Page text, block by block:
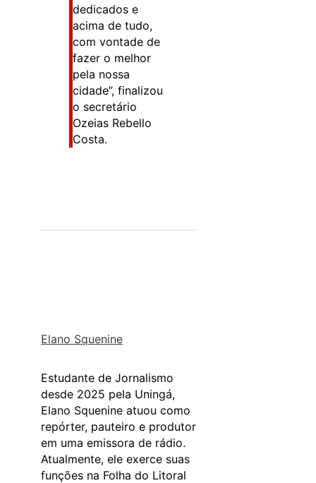
dedicados e
acima de tudo,
com vontade de
fazer o melhor
pela nossa
cidade”, finalizou
o secretário
Ozeias Rebello
Costa.
Elano Squenine
Estudante de Jornalismo
desde 2025 pela Uningá,
Elano Squenine atuou como
repórter, pauteiro e produtor
em uma emissora de rádio.
Atualmente, ele exerce suas
funções na Folha do Litoral